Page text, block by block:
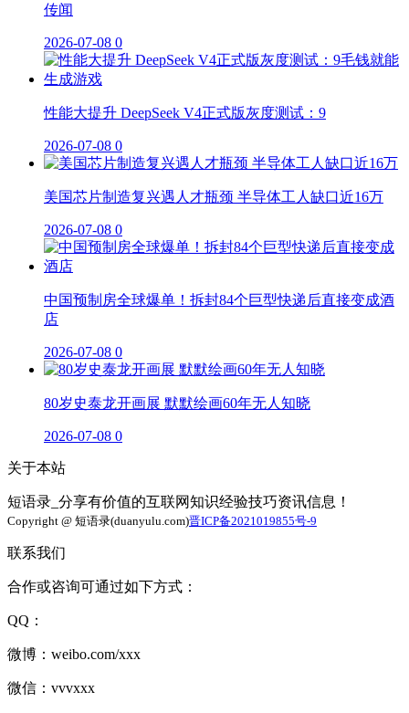
传闻
2026-07-08 0
性能大提升 DeepSeek V4正式版灰度测试：9
2026-07-08 0
美国芯片制造复兴遇人才瓶颈 半导体工人缺口近16万
2026-07-08 0
中国预制房全球爆单！拆封84个巨型快递后直接变成酒
店
2026-07-08 0
80岁史泰龙开画展 默默绘画60年无人知晓
2026-07-08 0
关于本站
短语录_分享有价值的互联网知识经验技巧资讯信息！
Copyright @ 短语录(duanyulu.com)晋ICP备2021019855号-9
联系我们
合作或咨询可通过如下方式：
QQ：
微博：weibo.com/xxx
微信：vvvxxx